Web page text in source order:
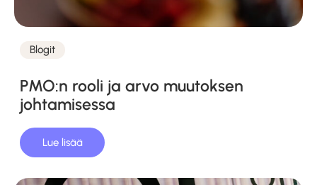
Kategoriat
Blogit
PMO:n rooli ja arvo muutoksen
johtamisessa
Lue lisää